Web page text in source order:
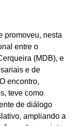
promoveu, nesta
entre o
(MDB), e
e de
encontro,
teve como
de diálogo
ampliando a